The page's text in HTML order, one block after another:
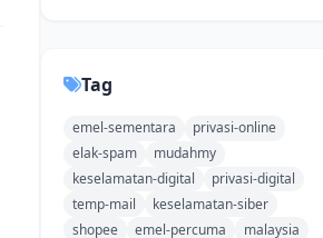
Tag
emel-sementara
privasi-online
elak-spam
mudahmy
keselamatan-digital
privasi-digital
temp-mail
keselamatan-siber
shopee
emel-percuma
malaysia